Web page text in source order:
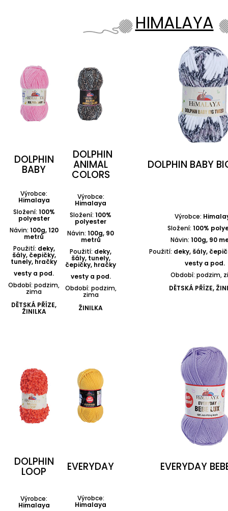
HIMALAYA
DOLPHIN
BABY
DOLPHIN
ANIMAL
COLORS
DOLPHIN BABY
Výrobce:
Himalaya
Složení: 100%
polyester
Návin: 100g, 120
metrů
Použití: deky,
šály, čepičky,
tunely, hračky
vesty a pod.
Období: podzim,
zima
DĚTSKÁ PŘÍZE,
ŽINILKA
Výrobce:
Himalaya
Složení: 100%
polyester
Návin: 100g, 90
metrů
Použití: deky,
šály, tunely,
čepičky, hračky
vesty a pod.
Období: podzim,
zima
ŽINILKA
Výrobce:
Složení: 100%
Návin: 100g, 90
Použití: deky, šály,
vesty a pod.
Období: podzim,
DĚTSKÁ PŘÍZE,
DOLPHIN
LOOP EVERYDAY EVERYDAY
Výrobce:
Himalaya
Výrobce:
Himalaya